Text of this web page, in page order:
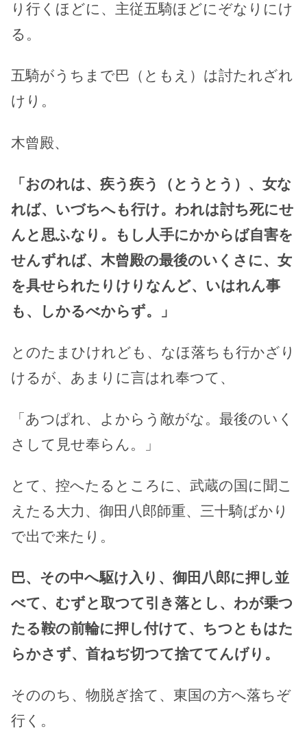
り行くほどに、主従五騎ほどにぞなりにけ
る。
五騎がうちまで巴（ともえ）は討たれざれ
けり。
木曾殿、
「おのれは、疾う疾う（とうとう）、女な
れば、いづちへも行け。われは討ち死にせ
んと思ふなり。もし人手にかからば自害を
せんずれば、木曾殿の最後のいくさに、女
を具せられたりけりなんど、いはれん事
も、しかるべからず。」
とのたまひけれども、なほ落ちも行かざり
けるが、あまりに言はれ奉つて、
「あつぱれ、よからう敵がな。最後のいく
さして見せ奉らん。」
とて、控へたるところに、武蔵の国に聞こ
えたる大力、御田八郎師重、三十騎ばかり
で出で来たり。
巴、その中へ駆け入り、御田八郎に押し並
べて、むずと取つて引き落とし、わが乗つ
たる鞍の前輪に押し付けて、ちつともはた
らかさず、首ねぢ切つて捨ててんげり。
そののち、物脱ぎ捨て、東国の方へ落ちぞ
行く。